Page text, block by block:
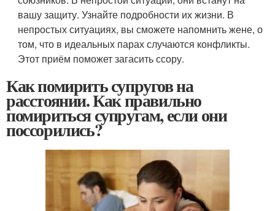
вашу защиту. Узнайте подробности их жизни. В
непростых ситуациях, вы сможете напомнить жене, о
том, что в идеальных парах случаются конфликты.
Этот приём поможет загасить ссору.
Как помирить супругов на
расстоянии. Как правильно
помириться супругам, если они
поссорились?